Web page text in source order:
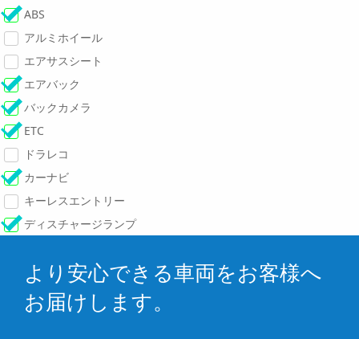
ABS
アルミホイール
エアサスシート
エアバック
バックカメラ
ETC
ドラレコ
カーナビ
キーレスエントリー
ディスチャージランプ
より安心できる車両をお客様へ
お届けします。